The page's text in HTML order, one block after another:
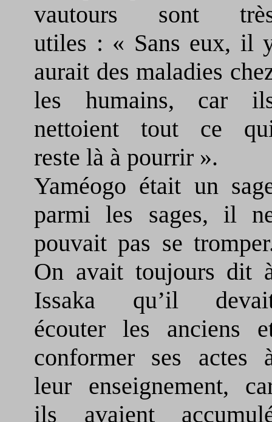
vautours sont
utiles : « Sans eux, il
aurait des maladies
les humains, car
nettoient tout ce
reste là à pourrir ».
Yaméogo était un
parmi les sages, il
pouvait pas se
On avait toujours dit
Issaka qu’il
écouter les anciens
conformer ses actes
leur enseignement,
ils avaient